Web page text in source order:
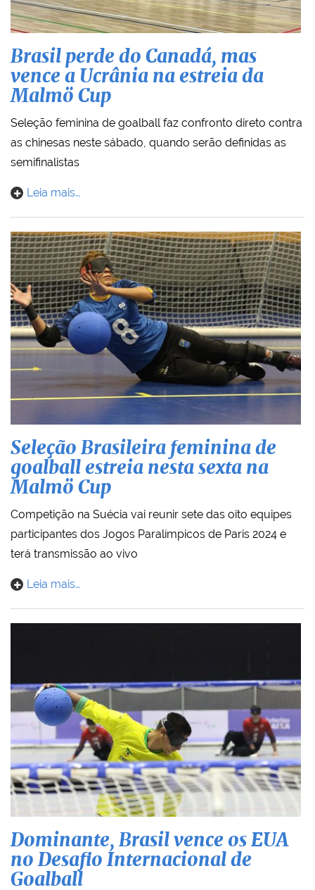
Brasil perde do Canadá, mas
vence a Ucrânia na estreia da
Malmö Cup
Seleção feminina de goalball faz confronto direto contra
as chinesas neste sábado, quando serão definidas as
semifinalistas
Leia mais…
Seleção Brasileira feminina de
goalball estreia nesta sexta na
Malmö Cup
Competição na Suécia vai reunir sete das oito equipes
participantes dos Jogos Paralímpicos de Paris 2024 e
terá transmissão ao vivo
Leia mais…
Dominante, Brasil vence os EUA
no Desafio Internacional de
Goalball